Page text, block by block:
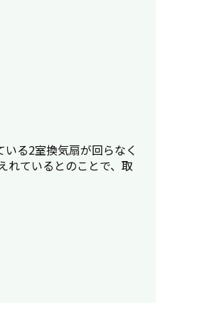
る2室換気扇が回らなく
れているとのことで、取